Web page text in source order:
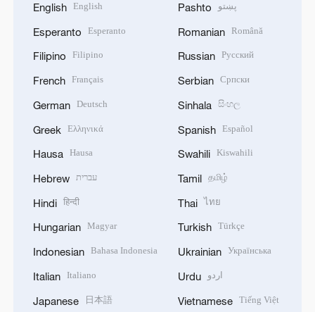
English English
Esperanto Esperanto
Filipino Filipino
French Français
German Deutsch
Greek Ελληνικά
Hausa Hausa
Hebrew עברית
Hindi हिन्दी
Hungarian Magyar
Indonesian Bahasa Indonesia
Italian Italiano
Japanese 日本語
Pashto پښتو
Romanian Română
Russian Русский
Serbian Српски
Sinhala සිංහල
Spanish Español
Swahili Kiswahili
Tamil தமிழ்
Thai ไทย
Turkish Türkçe
Ukrainian Українська
Urdu اردو
Vietnamese Tiếng Việt